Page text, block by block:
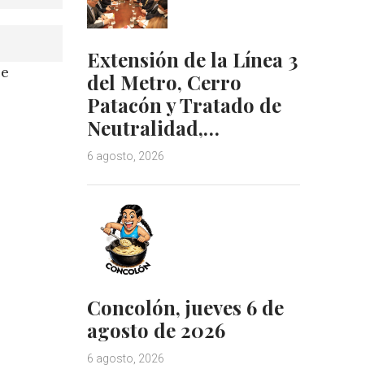
Extensión de la Línea 3
del Metro, Cerro
Patacón y Tratado de
Neutralidad,…
6 agosto, 2026
Concolón, jueves 6 de
agosto de 2026
6 agosto, 2026